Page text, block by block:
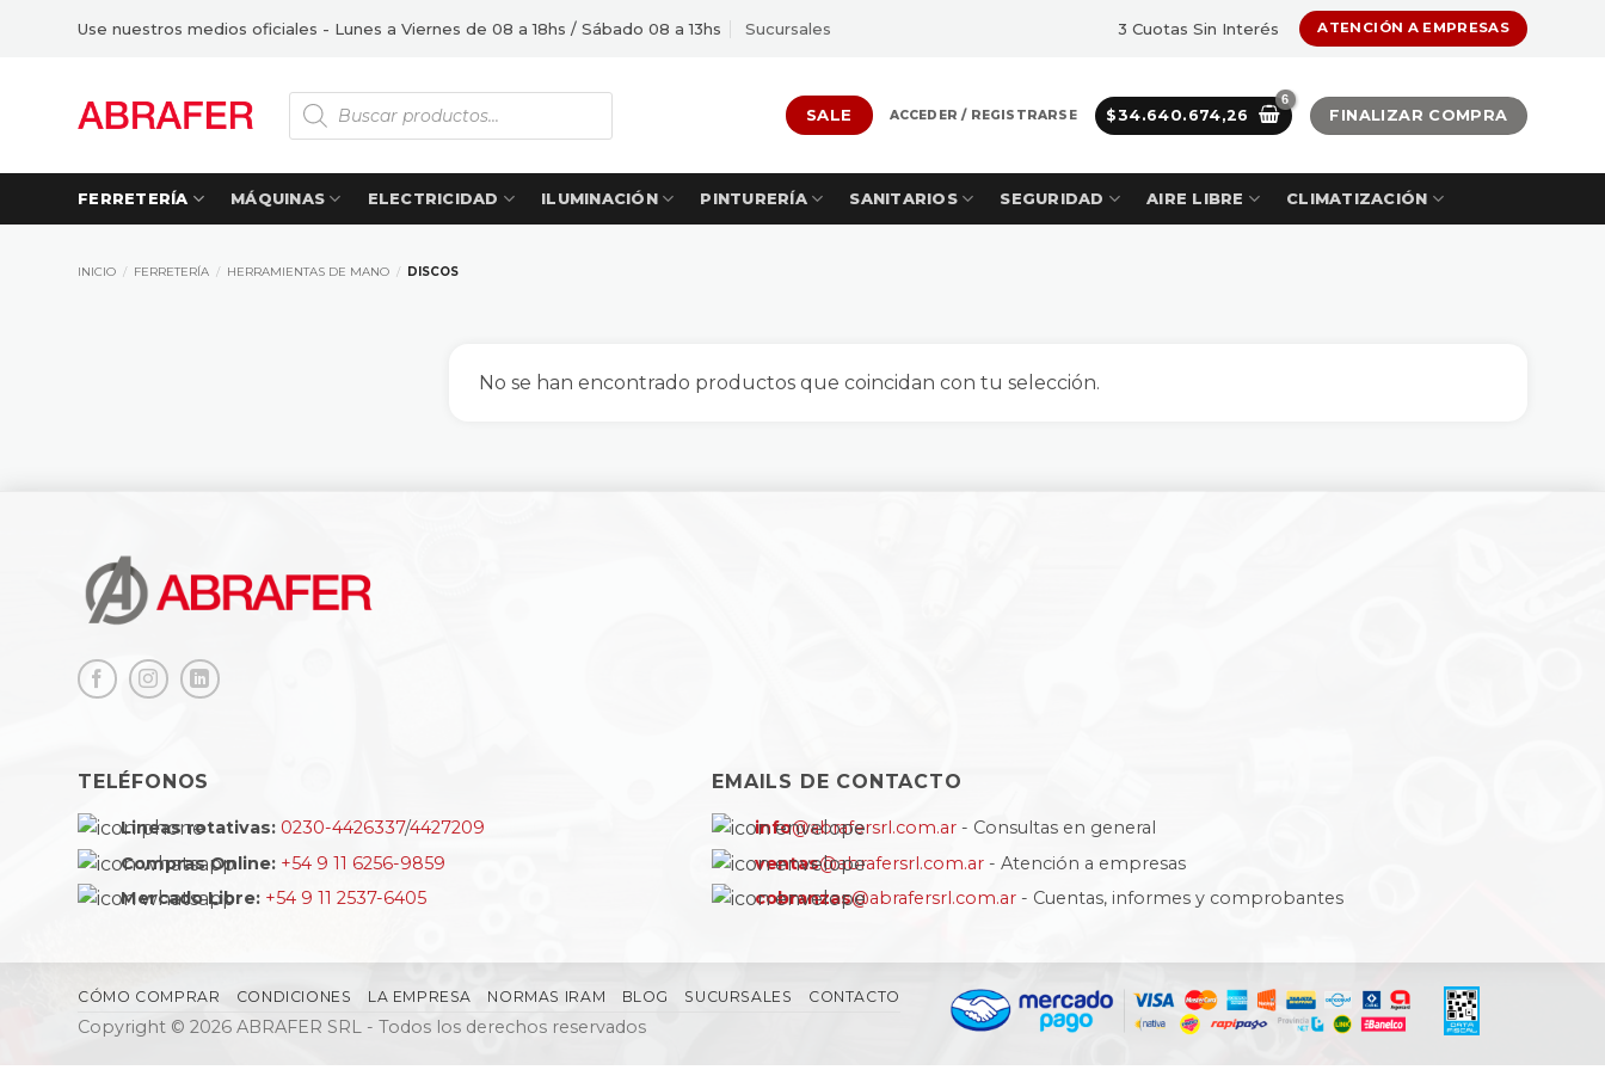
Use nuestros medios oficiales - Lunes a Viernes de 08 a 18hs / Sábado 08 a 13hs Sucursales 3 Cuotas Sin Interés ATENCIÓN A EMPRESAS
Búsqueda
de
productos
SALE ACCEDER / REGISTRARSE $34.640.674,26 FINALIZAR COMPRA
FERRETERÍA MÁQUINAS ELECTRICIDAD ILUMINACIÓN PINTURERÍA SANITARIOS SEGURIDAD AIRE LIBRE CLIMATIZACIÓN
INICIO / FERRETERÍA / HERRAMIENTAS DE MANO / DISCOS
No se han encontrado productos que coincidan con tu selección.
TELÉFONOS
Lineas rotativas: 0230-4426337/4427209
Compras Online: +54 9 11 6256-9859
Mercado Libre: +54 9 11 2537-6405
EMAILS DE CONTACTO
info@abrafersrl.com.ar - Consultas en general
ventas@abrafersrl.com.ar - Atención a empresas
cobranzas@abrafersrl.com.ar - Cuentas, informes y comprobantes
CÓMO COMPRAR CONDICIONES LA EMPRESA NORMAS IRAM BLOG SUCURSALES CONTACTO
Copyright © 2026 ABRAFER SRL - Todos los derechos reservados